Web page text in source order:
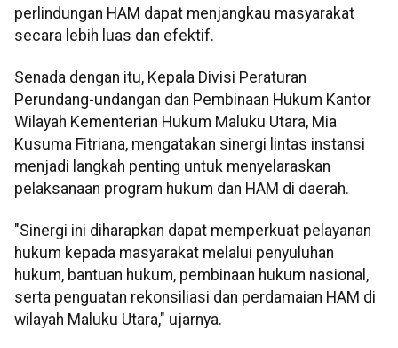
perlindungan HAM dapat menjangkau masyarakat
secara lebih luas dan efektif.
Senada dengan itu, Kepala Divisi Peraturan
Perundang-undangan dan Pembinaan Hukum Kantor
Wilayah Kementerian Hukum Maluku Utara, Mia
Kusuma Fitriana, mengatakan sinergi lintas instansi
menjadi langkah penting untuk menyelaraskan
pelaksanaan program hukum dan HAM di daerah.
"Sinergi ini diharapkan dapat memperkuat pelayanan
hukum kepada masyarakat melalui penyuluhan
hukum, bantuan hukum, pembinaan hukum nasional,
serta penguatan rekonsiliasi dan perdamaian HAM di
wilayah Maluku Utara," ujarnya.